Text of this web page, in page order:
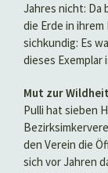
Jahres nicht: Da
die Erde in
sichkundig: Es
dieses Exemplar
Mut zur Wildheit
Pulli hat sieben
den Verein die
sich vor Jahren